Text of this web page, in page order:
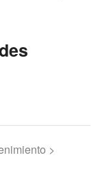
>